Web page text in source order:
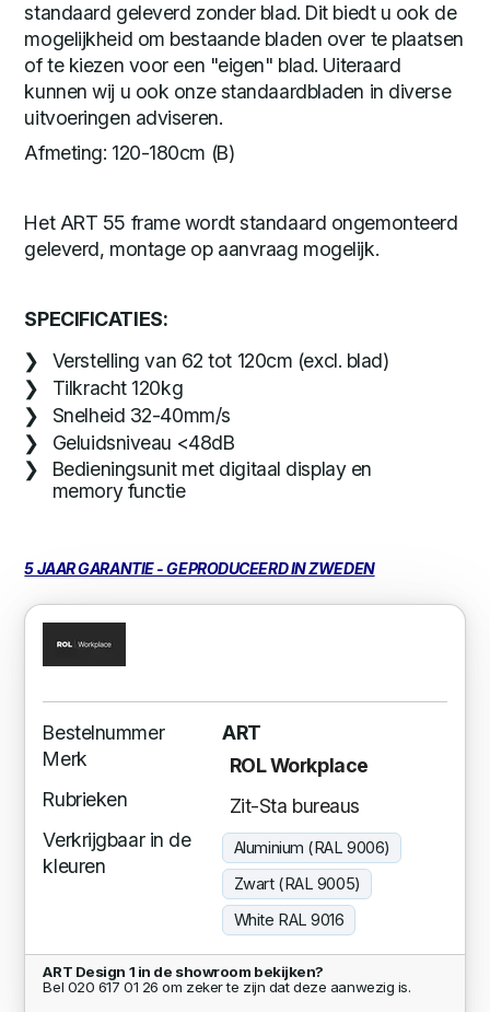
standaard geleverd zonder blad. Dit biedt u ook de
mogelijkheid om bestaande bladen over te plaatsen
of te kiezen voor een "eigen" blad. Uiteraard
kunnen wij u ook onze standaardbladen in diverse
uitvoeringen adviseren.
Afmeting: 120-180cm (B)
Het ART 55 frame wordt standaard ongemonteerd
geleverd, montage op aanvraag mogelijk.
SPECIFICATIES:
Verstelling van 62 tot 120cm (excl. blad)
Tilkracht 120kg
Snelheid 32-40mm/s
Geluidsniveau <48dB
Bedieningsunit met digitaal display en
memory functie
5 JAAR GARANTIE - GEPRODUCEERD IN ZWEDEN
Bestelnummer
ART
Merk
ROL Workplace
Rubrieken
Zit-Sta bureaus
Verkrijgbaar in de
kleuren
Aluminium (RAL 9006)
Zwart (RAL 9005)
White RAL 9016
ART Design 1 in de showroom bekijken?
Bel 020 617 01 26 om zeker te zijn dat deze aanwezig is.